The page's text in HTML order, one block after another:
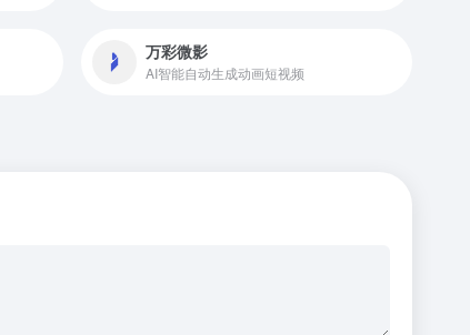
万彩微影
AI智能自动生成动画短视频